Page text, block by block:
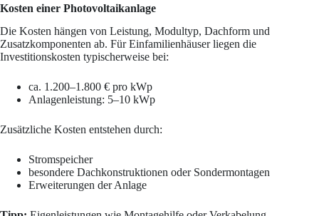
Kosten einer Photovoltaikanlage
Die Kosten hängen von Leistung, Modultyp, Dachform und
Zusatzkomponenten ab. Für Einfamilienhäuser liegen die
Investitionskosten typischerweise bei:
ca. 1.200–1.800 € pro kWp
Anlagenleistung: 5–10 kWp
Zusätzliche Kosten entstehen durch:
Stromspeicher
besondere Dachkonstruktionen oder Sondermontagen
Erweiterungen der Anlage